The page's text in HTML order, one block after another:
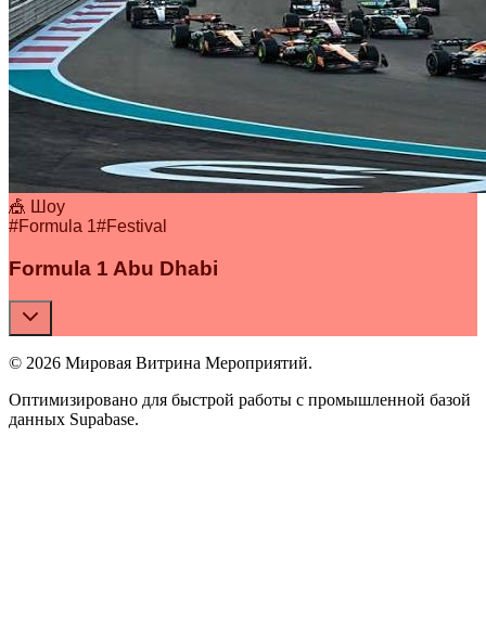
🎪 Шоу
#Formula 1#Festival
Formula 1 Abu Dhabi
© 2026 Мировая Витрина Мероприятий.
Оптимизировано для быстрой работы с промышленной базой
данных Supabase.